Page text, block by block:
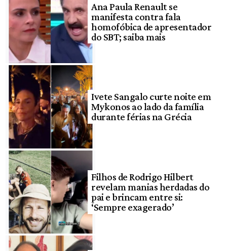
Ana Paula Renault se
manifesta contra fala
homofóbica de apresentador
do SBT; saiba mais
Ivete Sangalo curte noite em
Mykonos ao lado da família
durante férias na Grécia
Filhos de Rodrigo Hilbert
revelam manias herdadas do
pai e brincam entre si:
‘Sempre exagerado’